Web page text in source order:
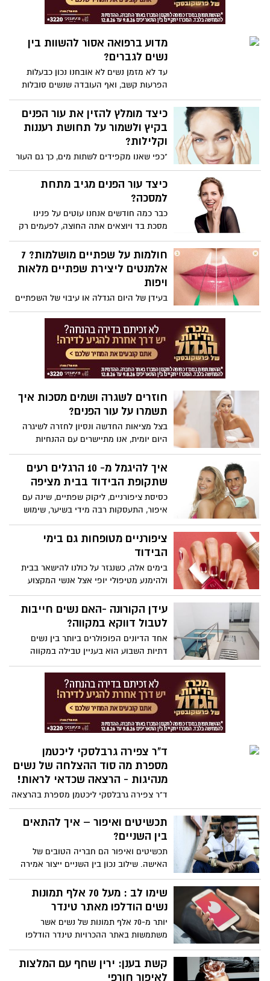
מדוע ברפואה אסור להשוות בין
נשים לגברים?
עד לא מזמן נשים לא אובחנו נכון כבעלות
הפרעות קשב, ואף העובדה שנשים סובלות
יותר מדיכאון מאשר גברים היא שקרית. אז
מהי אותה סיבה שכעת מבינים מומחים
בתחום הרפואה, וכיצד היא משפיעה לרעה
על הטיפול הרפואי שמקבלים הן גברים והן
נשים? ההסבר בסרטון הבא...
כיצד מומלץ להזין את עור הפנים
בקיץ ולשמור על תחושת רעננות
וקלילות?
"כפי שאנו מקפידים לשתות מים, כך גם העור
זקוק ללנוזלים, ובדיוק כמו שאנו לא מעמיסים
שכבות של בגדים על עצמנו בימי הקיץ
החמים, אז מומלץ גם לא להעמיס שכבות
אומרת מאיה לזר, מנהלת ההדרכה של לוריאל
כיצד עור הפנים מגיב מתחת
למסכה?
כבר כמה חודשים אנחנו עוטים על פנינו
מסכת בד ויוצאים אתה החוצה, לפעמים רק
לכמה דקות, עד הגעה למקום עבודה, או בזמן
הקניות, או במהלך מפגשים מסוימים. לפעמים
אנחנו צריכים להישאר עם המסכה על הפנים
חולמות על שפתיים מושלמות? 7
אלמנטים ליצירת שפתיים מלאות
ויפות
בעידן של היום הגדלה או עיבוי של השפתיים
נחשבת לאחת מהפעולות הנפוצות
והפופולאריות ביותר בתחום הרפואה
האסתטית. שפתיים יפות הן סימן היכר ליופי,
נעורים, חושניות וסקסיות. במרפאות מוסקונה
קיימים שבעת האלמנטים שבהם הם בוחנים
בכדי ליצור שפתיים מושלמות מלאות
חוזרים לשגרה ושמים מסכות איך
תשמרו על עור הפנים?
בצל מציאות החדשה ונסיון לחזרה לשיגרה
היום יומית, אנו מתיישרים עם ההנחיות
החדשות של משרד הבריאות בכל תחומי
החיים: יציאה לעבודה, חינוך, קניות ועד שגרת
הטיפוח. ההנחיה המחייבת להסתובב עם
מסכת מיגון, במרחב הציבורי, משפיעה כמובן
גם על עור הפנים שלנו ולמה היא גורמת?
איך להיגמל מ- 10 הרגלים רעים
שתקופת הבידוד בבית מציפה
כסיסת ציפורניים, ליקוק שפתיים, שינה עם
איפור, התעסקות רבה מידי בשיער, שימוש
מוגזם בקרם לחות - כמעט כל אחד 'חוטא'
בהם לפעמים. ירין שחף - מנהל בית הספר
למקצועות האיפור הסטיילינג והתסרוקות -
ציפורניים מטופחות גם בימי
הבידוד
בימים אלה, כשנגזר על כולנו להישאר בבית
ולהימנע מטיפולי יופי אצל אנשי המקצוע
האהובים עלינו והגעגוע למניקוריסטית שלנו
גדול מתמיד, אנחנו לא באמת צריכות לוותר
על ציפורניים מסודרות ומטופחות!
עידן הקורונה -האם נשים חייבות
לטבול דווקא במקווה?
אחד הדיונים הפופולרים ביותר בין נשים
דתיות השבוע הוא בעניין טבילה במקווה
בעידן הקורונה, מה שהתחיל בהיסוסים בנוגע
לאיך והאם לטבול עם התפרצות הקורונה,
הפך לדאגה של ממש עם החמרת הוראות
משרד הבריאות והחשש שמא המקוואות
יהפכו למוקד להעברת הנגיף. הנושא
האינטימי שנשים רבות לא מדברות עליו, הפך
למקוואות בדאגה שלא יוכלו לטבול
ד"ר צפירה גרבלסקי ליכטמן
מספרת מה סוד ההצלחה של נשים
מנהיגות - הרצאה שכדאי לראות!
ד"ר צפירה גרבלסקי ליכטמן מספרת בהרצאה
בת כמה דקות את סוד ההצלחה של נשים
מנהיגות . לטענתה ההצלחה טמונה באופן
שבו הן מדברות ומתקשרות עם הסביבה.
חדש שמשלב את יתרונות שתי הגישות האלו,
הסוד הזה וכך להצליח הרבה יותר בחיים...
שווה צפייה
תכשיטים ואיפור – איך להתאים
בין השניים?
תכשיטים ואיפור הם חבריה הטובים של
האישה. שילוב נכון בין השניים ייצור אמירה
של ממש. אבל, לא תמיד קל למצוא את
האיזון הנכון: בחירה בגוון של צבע אחד ויחיד
עלולה לשעמם. מנגד, גוונים מנוגדים עלולים
מהו השילוב המנצח? ירין שחף, אמן האיפור
ומנהל בית הספר למקצועות היופי, עם מספר
כללים שכדאי לאמץ!
שימו לב : מעל 70 אלף תמונות
נשים הודלפו מאתר טינדר
יותר מ-70 אלף תמונות של נשים אשר
משתמשות באתר ההכרויות טינדר הודלפו
בפורום נסתר ברשת, כך מפרסם האתר
גיזמודו (Gizmodo). הצוות שגילה את
התמונות באתר הידוע כאתר סחר בתוכנות
קשת בענן: ירין שחף עם המלצות
לאיפור חורפי